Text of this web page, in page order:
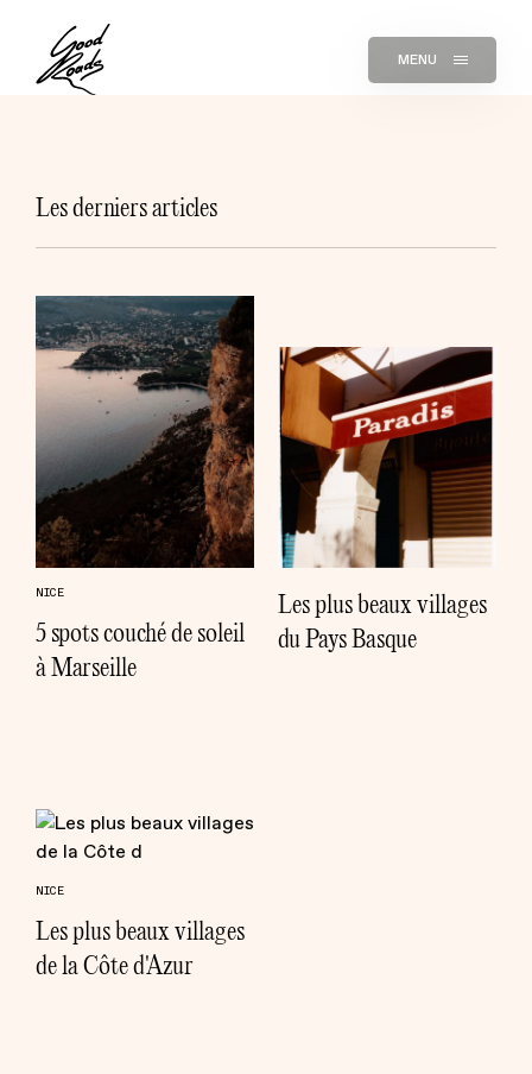
MENU
Les derniers articles
NICE
5 spots couché de soleil
à Marseille
Les plus beaux villages
du Pays Basque
NICE
Les plus beaux villages
de la Côte d'Azur